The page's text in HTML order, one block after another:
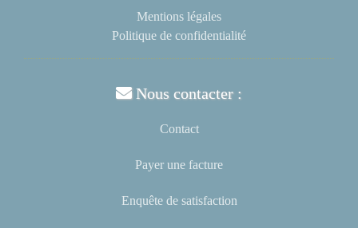
Mentions légales
Politique de confidentialité
Nous contacter :
Contact
Payer une facture
Enquête de satisfaction